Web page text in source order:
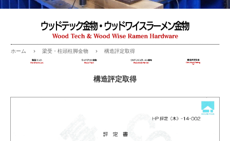
ホーム 梁受・柱頭柱脚金物 構造評定取得
構造評定取得